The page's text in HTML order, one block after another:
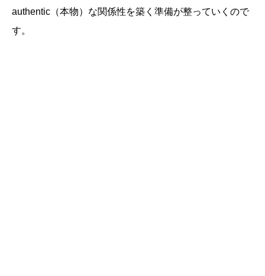
authentic（本物）な関係性を築く準備が整っていくので
す。